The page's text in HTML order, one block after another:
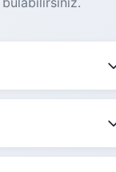
Güncel
birlikte